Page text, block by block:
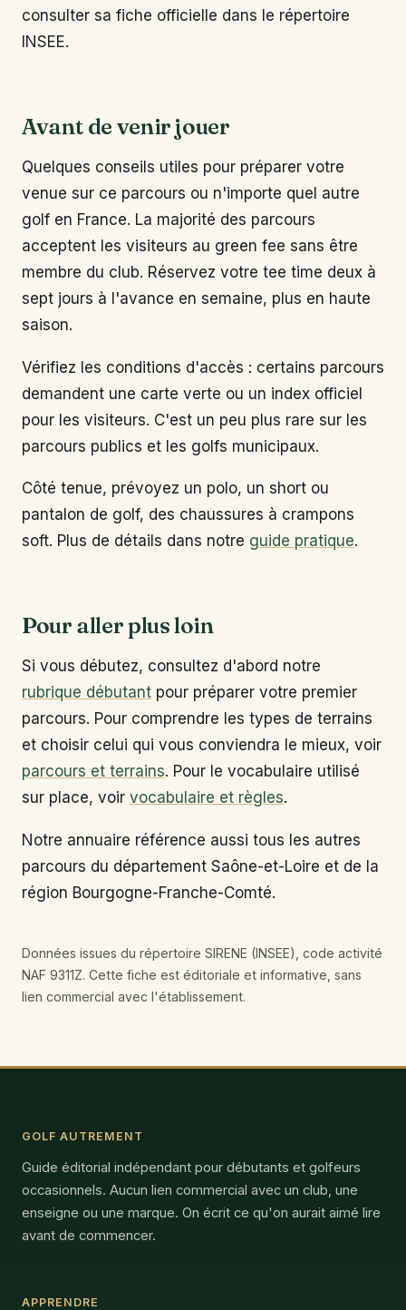
consulter sa fiche officielle dans le répertoire
INSEE.
Avant de venir jouer
Quelques conseils utiles pour préparer votre
venue sur ce parcours ou n'importe quel autre
golf en France. La majorité des parcours
acceptent les visiteurs au green fee sans être
membre du club. Réservez votre tee time deux à
sept jours à l'avance en semaine, plus en haute
saison.
Vérifiez les conditions d'accès : certains parcours
demandent une carte verte ou un index officiel
pour les visiteurs. C'est un peu plus rare sur les
parcours publics et les golfs municipaux.
Côté tenue, prévoyez un polo, un short ou
pantalon de golf, des chaussures à crampons
soft. Plus de détails dans notre guide pratique.
Pour aller plus loin
Si vous débutez, consultez d'abord notre
rubrique débutant pour préparer votre premier
parcours. Pour comprendre les types de terrains
et choisir celui qui vous conviendra le mieux, voir
parcours et terrains. Pour le vocabulaire utilisé
sur place, voir vocabulaire et règles.
Notre annuaire référence aussi tous les autres
parcours du département Saône-et-Loire et de la
région Bourgogne-Franche-Comté.
Données issues du répertoire SIRENE (INSEE), code activité
NAF 9311Z. Cette fiche est éditoriale et informative, sans
lien commercial avec l'établissement.
GOLF AUTREMENT
Guide éditorial indépendant pour débutants et golfeurs
occasionnels. Aucun lien commercial avec un club, une
enseigne ou une marque. On écrit ce qu'on aurait aimé lire
avant de commencer.
APPRENDRE